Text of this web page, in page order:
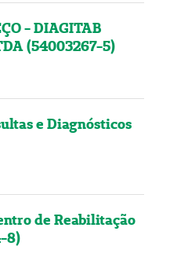
- DIAGITAB
(54003267-5)
e Diagnósticos
de Reabilitação
8)